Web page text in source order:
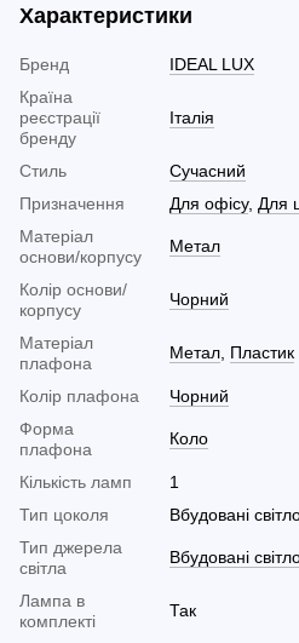
Характеристики
Бренд
IDEAL LUX
Країна
реєстрації
бренду
Італія
Стиль
Сучасний
Призначення
Для офісу, Для
Матеріал
основи/корпусу
Метал
Колір основи/
корпусу
Чорний
Матеріал
плафона
Метал, Пластик
Колір плафона
Чорний
Форма
плафона
Коло
Кількість ламп
1
Тип цоколя
Вбудовані
Тип джерела
світла
Вбудовані
Лампа в
комплекті
Так